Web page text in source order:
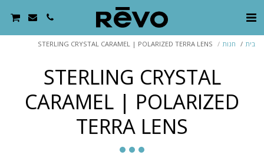
בית חנות STERLING CRYSTAL CARAMEL | POLARIZED TERRA LENS
STERLING CRYSTAL
CARAMEL | POLARIZED
TERRA LENS